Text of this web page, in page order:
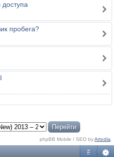
пробега?
phpBB Mobile / SEO byArtodia
#